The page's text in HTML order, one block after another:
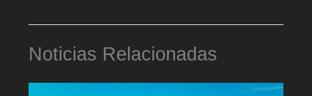
Noticias Relacionadas